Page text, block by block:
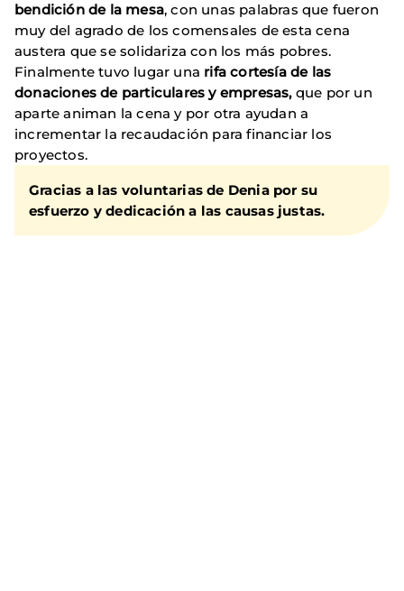
bendición de la mesa, con unas palabras que fueron
muy del agrado de los comensales de esta cena
austera que se solidariza con los más pobres.
Finalmente tuvo lugar una rifa cortesía de las
donaciones de particulares y empresas, que por un
aparte animan la cena y por otra ayudan a
incrementar la recaudación para financiar los
proyectos.
Gracias a las voluntarias de Denia por su
esfuerzo y dedicación a las causas justas.